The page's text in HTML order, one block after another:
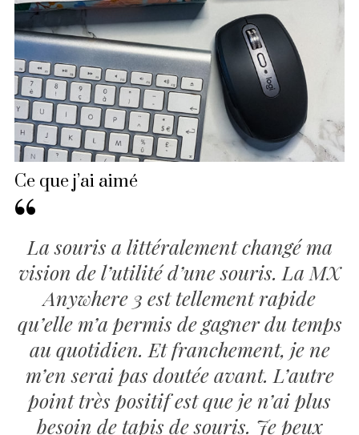
Ce que j’ai aimé
La souris a littéralement changé ma
vision de l’utilité d’une souris. La MX
Anywhere 3 est tellement rapide
qu’elle m’a permis de gagner du temps
au quotidien. Et franchement, je ne
m’en serai pas doutée avant. L’autre
point très positif est que je n’ai plus
besoin de tapis de souris. Je peux